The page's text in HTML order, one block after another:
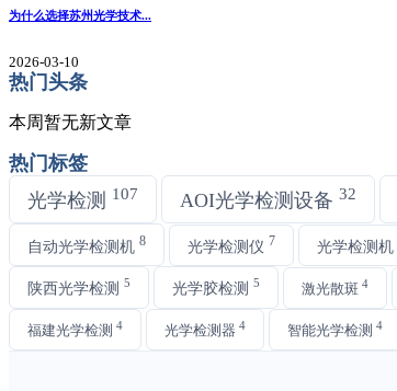
为什么选择苏州光学技术...
2026-03-10
热门头条
本周暂无新文章
热门标签
光学检测
107 AOI光学检测设备 32
自动光学检测机 8 光学检测仪 7 光学检测机
陕西光学检测 5 光学胶检测 5 激光散斑 4
福建光学检测 4 光学检测器 4 智能光学检测 4